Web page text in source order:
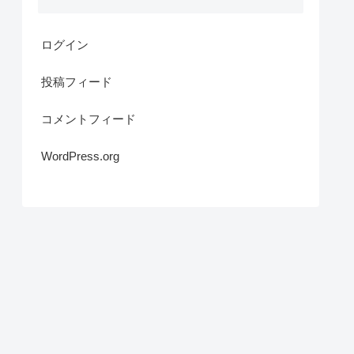
ログイン
投稿フィード
コメントフィード
WordPress.org